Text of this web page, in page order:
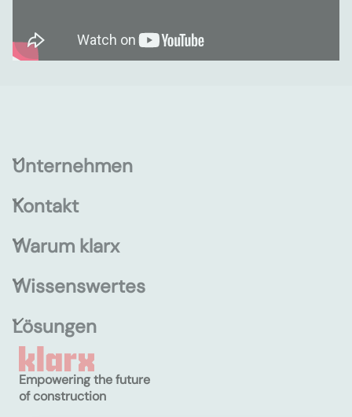
Unternehmen
Kontakt
Warum klarx
Wissenswertes
Lösungen
Empowering the future
of construction